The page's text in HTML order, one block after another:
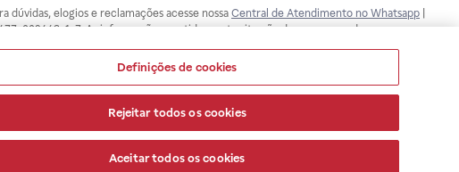
dúvidas, elogios e reclamações acesse nossa Central de Atendimento no Whatsapp
002443-1-7. As informações contidas neste site não devem ser usadas para
qualquer problema de saúde e prescrever o tratamento adequado. Ao
Maiores esclarecimentos, consultar o site: www.anvisa.gov.br. A Raia Drogasil
segurança dos clientes são compromissos da Raia Drogasil SA. Todos os pedidos
Definições de cookies
Rejeitar todos os cookies
Aceitar todos os cookies